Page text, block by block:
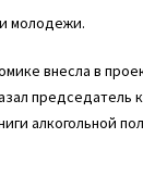
молодежи.
внесла в
председатель
алкогольной